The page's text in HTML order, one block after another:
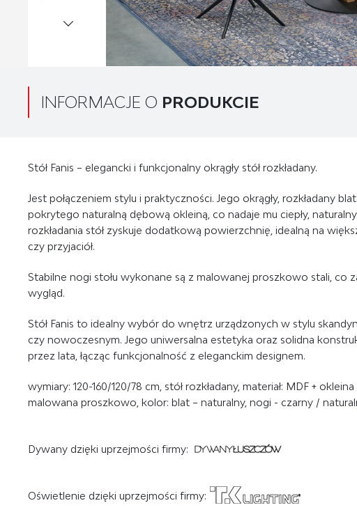
INFORMACJE O PRODUKCIE
Stół Fanis – elegancki i funkcjonalny okrągły stół rozkładany.
Jest połączeniem stylu i praktyczności. Jego okrągły, rozkładany
pokrytego naturalną dębową okleiną, co nadaje mu ciepły,
rozkładania stół zyskuje dodatkową powierzchnię, idealną na
czy przyjaciół.
Stabilne nogi stołu wykonane są z malowanej proszkowo stali , co
wygląd.
Stół Fanis to idealny wybór do wnętrz urządzonych w stylu
czy nowoczesnym. Jego uniwersalna estetyka oraz solidna
przez lata, łącząc funkcjonalność z eleganckim designem.
wymiary: 120-160/120/78 cm, stół rozkładany, materiał: MDF +
malowana proszkowo, kolor: blat – naturalny, nogi - czarny /
Dywany dzięki uprzejmości firmy:
Oświetlenie dzięki uprzejmości firmy: